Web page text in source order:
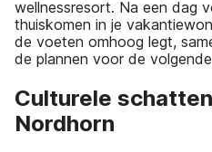
wellnessresort. Na een dag
thuiskomen in je
de voeten omhoog legt,
de plannen voor de
Culturele
Nordhorn